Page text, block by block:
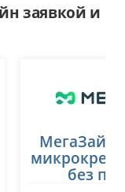
заявкой и
МегаЗайм
без